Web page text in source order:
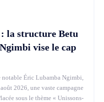
: la structure Betu
vise le cap
Éric Lubamba Ngimbi,
2026, une vaste campagne
sous le thème « Unissons-